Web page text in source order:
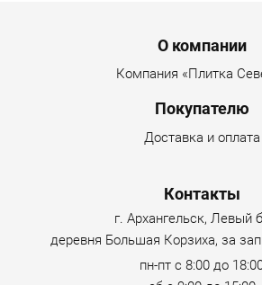
О компании
Компания «Плитка
Покупателю
Доставка и оплата
Контакты
г. Архангельск, Левый
деревня Большая Корзиха, за
пн-пт с 8:00 до